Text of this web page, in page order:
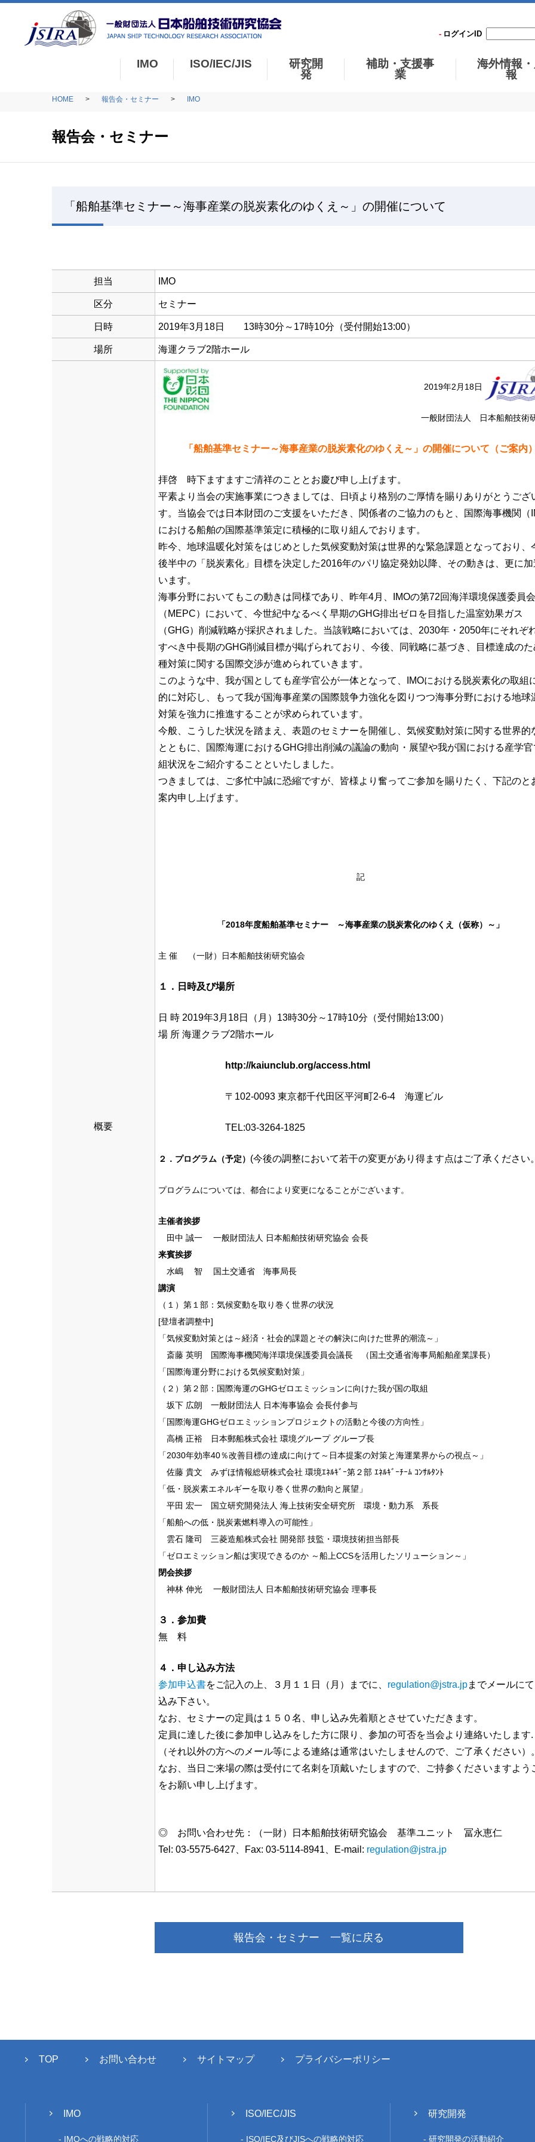
ログインID
IMO ISO/IEC/JIS
研究開
発
補助・支援事
業
海外情報
報
HOME 報告会・セミナー IMO
報告会・セミナー
「船舶基準セミナー～海事産業の脱炭素化のゆくえ～」の開催について
担当 IMO
区分 セミナー
日時 2019年3月18日 13時30分～17時10分（受付開始13:00）
場所 海運クラブ2階ホール
概要
2019年2月18日
一般財団法人 日本船舶技術
「船舶基準セミナー～海事産業の脱炭素化のゆくえ～」の開催について（ご案内
拝啓 時下ますますご清祥のこととお慶び申し上げます。
平素より当会の実施事業につきましては、日頃より格別のご厚情を賜りありがとうござ
す。当協会では日本財団のご支援をいただき、関係者のご協力のもと、国際海事機関（
における船舶の国際基準策定に積極的に取り組んでおります。
昨今、地球温暖化対策をはじめとした気候変動対策は世界的な緊急課題となっており、
後半中の「脱炭素化」目標を決定した2016年のパリ協定発効以降、その動きは、更に
います。
海事分野においてもこの動きは同様であり、昨年4月、IMOの第72回海洋環境保護委員会
（MEPC）において、今世紀中なるべく早期のGHG排出ゼロを目指した温室効果ガス
（GHG）削減戦略が採択されました。当該戦略においては、2030年・2050年にそれぞ
すべき中長期のGHG削減目標が掲げられており、今後、同戦略に基づき、目標達成の
種対策に関する国際交渉が進められていきます。
このような中、我が国としても産学官公が一体となって、IMOにおける脱炭素化の取組
的に対応し、もって我が国海事産業の国際競争力強化を図りつつ海事分野における地球
対策を強力に推進することが求められています。
今般、こうした状況を踏まえ、表題のセミナーを開催し、気候変動対策に関する世界的
とともに、国際海運におけるGHG排出削減の議論の動向・展望や我が国における産学
組状況をご紹介することといたしました。
つきましては、ご多忙中誠に恐縮ですが、皆様より奮ってご参加を賜りたく、下記のと
案内申し上げます。
記
「2018年度船舶基準セミナー ～海事産業の脱炭素化のゆくえ（仮称）～」
主 催 （一財）日本船舶技術研究協会
１．日時及び場所
日 時 2019年3月18日（月）13時30分～17時10分（受付開始13:00）
場 所 海運クラブ2階ホール
http://kaiunclub.org/access.html
〒102-0093 東京都千代田区平河町2-6-4 海運ビル
TEL:03-3264-1825
２．プログラム（予定） (今後の調整において若干の変更があり得ます点はご了承ください
プログラムについては、都合により変更になることがございます。
主催者挨拶
田中 誠一 一般財団法人 日本船舶技術研究協会 会長
来賓挨拶
水嶋 智 国土交通省 海事局長
講演
（１）第１部：気候変動を取り巻く世界の状況
[登壇者調整中]
「気候変動対策とは～経済・社会的課題とその解決に向けた世界的潮流～」
斎藤 英明 国際海事機関海洋環境保護委員会議長 （国土交通省海事局船舶産業課長）
「国際海運分野における気候変動対策」
（２）第２部：国際海運のGHGゼロエミッションに向けた我が国の取組
坂下 広朗 一般財団法人 日本海事協会 会長付参与
「国際海運GHGゼロエミッションプロジェクトの活動と今後の方向性」
高橋 正裕 日本郵船株式会社 環境グループ グループ長
「2030年効率40％改善目標の達成に向けて～日本提案の対策と海運業界からの視点～」
佐藤 貴文 みずほ情報総研株式会社 環境ｴﾈﾙｷﾞｰ第２部 ｴﾈﾙｷﾞｰﾁｰﾑ ｺﾝｻﾙﾀﾝﾄ
「低・脱炭素エネルギーを取り巻く世界の動向と展望」
平田 宏一 国立研究開発法人 海上技術安全研究所 環境・動力系 系長
「船舶への低・脱炭素燃料導入の可能性」
雲石 隆司 三菱造船株式会社 開発部 技監・環境技術担当部長
「ゼロエミッション船は実現できるのか ～船上CCSを活用したソリューション～」
閉会挨拶
神林 伸光 一般財団法人 日本船舶技術研究協会 理事長
３．参加費
無 料
４．申し込み方法
参加申込書をご記入の上、３月１１日（月）までに、 regulation@jstra.jpまでメールに
込み下さい。
なお、セミナーの定員は１５０名、申し込み先着順とさせていただきます。
定員に達した後に参加申し込みをした方に限り、参加の可否を当会より連絡いたします.
（それ以外の方へのメール等による連絡は通常はいたしませんので、ご了承ください）
なお、当日ご来場の際は受付にて名刺を頂戴いたしますので、ご持参くださいますよう
をお願い申し上げます。
◎ お問い合わせ先：（一財）日本船舶技術研究協会 基準ユニット 冨永恵仁
Tel: 03-5575-6427、Fax: 03-5114-8941、E-mail: regulation@jstra.jp
報告会・セミナー 一覧に戻る
TOP お問い合わせ サイトマップ プライバシーポリシー
IMO
IMOへの戦略的対応
ISO/IEC/JIS
ISO/IEC及びJISへの戦略的対応
研究開発
研究開発の活動紹介